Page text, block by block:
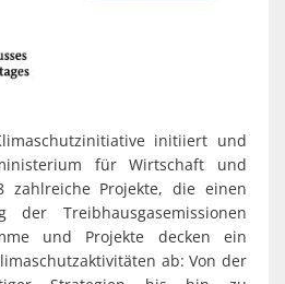
initiiert und
für Wirtschaft und
zahlreiche Projekte, die einen
der Treibhausgasemissionen
und Projekte decken ein
ab: Von der